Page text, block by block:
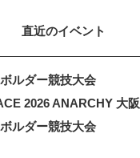
直近のイベント
ルダー競技大会
2026 ANARCHY 大阪
ルダー競技大会